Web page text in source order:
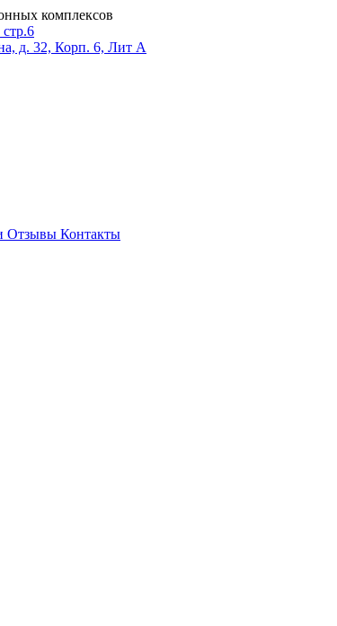
комплексов
д. 32, Корп. 6, Лит А
Отзывы Контакты